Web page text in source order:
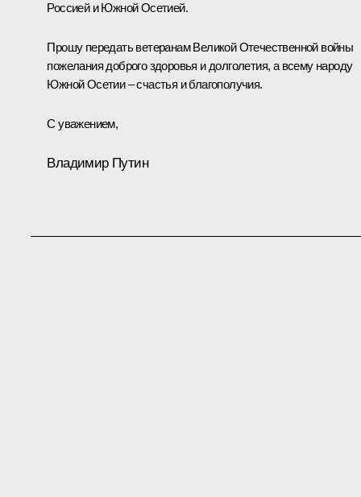
Россией и Южной Осетией.
Прошу передать ветеранам Великой Отечественной войны
пожелания доброго здоровья и долголетия, а всему народу
Южной Осетии – счастья и благополучия.
С уважением,
Владимир Путин